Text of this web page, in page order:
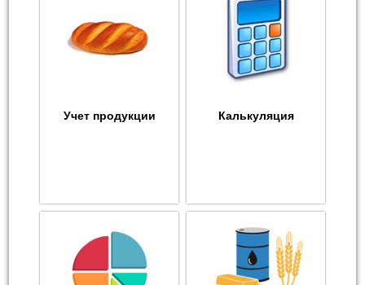
Учет продукции Калькуляция